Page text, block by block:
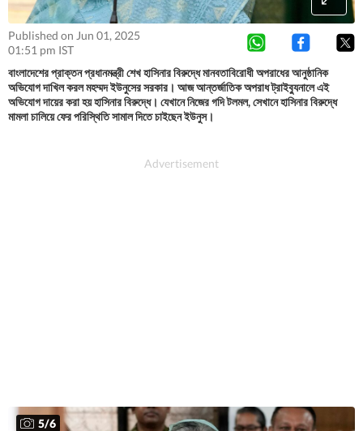
Published on Jun 01, 2025
01:51 pm IST
বাংলাদেশের প্রাক্তন প্রধানমন্ত্রী শেখ হাসিনার বিরুদ্ধে মানবতাবিরোধী অপরাধের আনুষ্ঠানিক
অভিযোগ দাখিল করল মহম্মদ ইউনুসের সরকার। আজ আন্তর্জাতিক অপরাধ ট্রাইব্যুনালে এই
অভিযোগ দায়ের করা হয় হাসিনার বিরুদ্ধে। যেখানে নিজের গদি টলমল, সেখানে হাসিনার বিরুদ্ধে
মামলা চালিয়ে ফের পরিস্থিতি সামাল দিতে চাইছেন ইউনুস।
5/6